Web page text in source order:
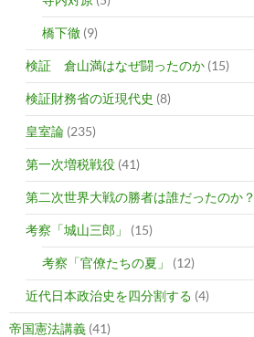
橋下徹 (9)
検証 倉山満はなぜ闘ったのか (15)
検証財務省の近現代史 (8)
皇室論 (235)
第一次増税戦役 (41)
第二次世界大戦の勝者は誰だったのか？
考察「城山三郎」 (15)
考察「官僚たちの夏」 (12)
近代日本政治史を四分割する (4)
帝国憲法講義 (41)